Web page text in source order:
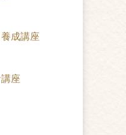
成講座
座